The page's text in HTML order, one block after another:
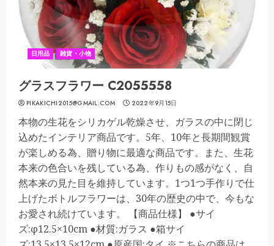
日用品 雑貨・小物
グラスフラワー C2055558
PIKAKICHI2015@GMAIL.COM 2022年9月15日
本物の生花をシリカゲル乾燥させ、ガラスの中に閉じ
込めたインテリア商品です。5年、10年と長期間観賞
が楽しめる為、贈り物に最適な商品です。また、生花
本来の色合いを残している為、作りもの感がなく、自
然本来の見た目を維持しています。1つ1つ手作りで仕
上げたボトルフラワーは、30年の歴史の中で、今もな
お愛され続けています。 【商品仕様】 ●サイ
ズ:φ12.5×10cm ●材質:ガラス ●箱サイ